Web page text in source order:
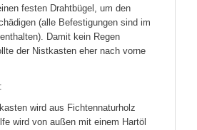
festen Drahtbügel, um den
(alle Befestigungen sind im
Damit kein Regen
der Nistkasten eher nach vorne
wird aus Fichtennaturholz
wird von außen mit einem Hartöl